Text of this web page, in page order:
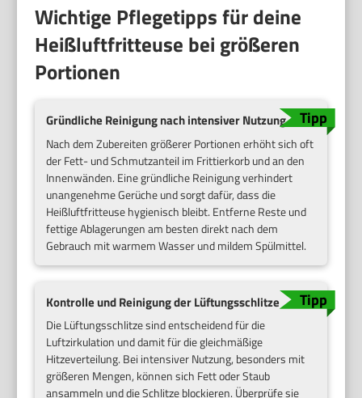
Wichtige Pflegetipps für deine
Heißluftfritteuse bei größeren
Portionen
Gründliche Reinigung nach intensiver Nutzung
Nach dem Zubereiten größerer Portionen erhöht sich oft
der Fett- und Schmutzanteil im Frittierkorb und an den
Innenwänden. Eine gründliche Reinigung verhindert
unangenehme Gerüche und sorgt dafür, dass die
Heißluftfritteuse hygienisch bleibt. Entferne Reste und
fettige Ablagerungen am besten direkt nach dem
Gebrauch mit warmem Wasser und mildem Spülmittel.
Kontrolle und Reinigung der Lüftungsschlitze
Die Lüftungsschlitze sind entscheidend für die
Luftzirkulation und damit für die gleichmäßige
Hitzeverteilung. Bei intensiver Nutzung, besonders mit
größeren Mengen, können sich Fett oder Staub
ansammeln und die Schlitze blockieren. Überprüfe sie